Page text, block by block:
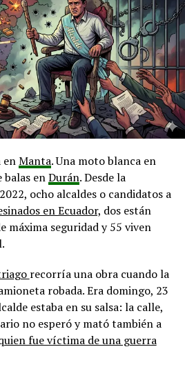
enManta. Una moto blanca en
balas enDurán. Desde la
ocho alcaldes o candidatos a
en Ecuador, dos están
máxima seguridad y 55 viven
recorría una obra cuando la
robada. Era domingo, 23
estaba en su salsa: la calle,
no esperó y mató también a
fue víctima de una guerra